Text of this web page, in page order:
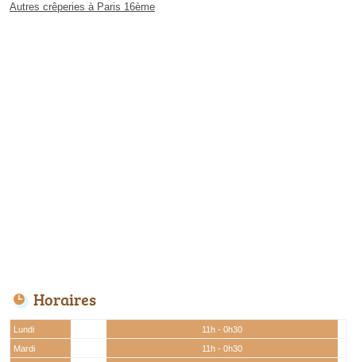
Autres crêperies à Paris 16ème
Horaires
Lundi
11h - 0h30
Mardi
11h - 0h30